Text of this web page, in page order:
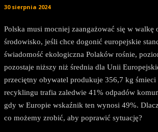
30 sierpnia 2024
Polska musi mocniej zaangażować się w walkę
środowisko, jeśli chce dogonić europejskie
świadomość ekologiczna Polaków rośnie,
pozostaje niższy niż średnia dla Unii
przeciętny obywatel produkuje 356,7 kg śmieci
recyklingu trafia zaledwie 41% odpadów
gdy w Europie wskaźnik ten wynosi 49%.
co możemy zrobić, aby poprawić sytuację?